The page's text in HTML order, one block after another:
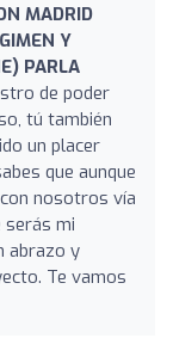
MADRID
Y
PARLA
de poder
tú también
un placer
que aunque
nosotros vía
serás mi
abrazo y
Te vamos